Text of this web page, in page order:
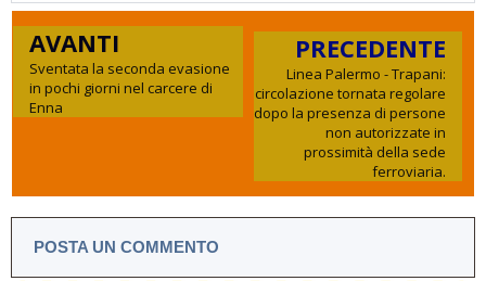
AVANTI
Sventata la seconda evasione
in pochi giorni nel carcere di
Enna
PRECEDENTE
Linea Palermo - Trapani:
circolazione tornata regolare
dopo la presenza di persone
non autorizzate in
prossimità della sede
ferroviaria.
POSTA UN COMMENTO